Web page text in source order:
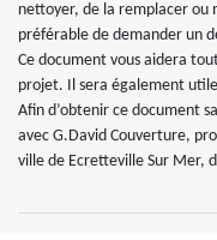
nettoyer, de la remplacer ou
préférable de demander un
Ce document vous aidera
projet. Il sera également
Afin d’obtenir ce document
avec G.David Couverture,
ville de Ecretteville Sur Mer,